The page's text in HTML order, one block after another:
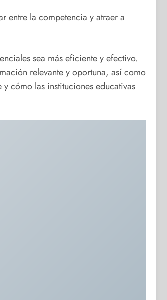
entre la competencia y atraer a
sea más eficiente y efectivo.
relevante y oportuna, así como
cómo las instituciones educativas